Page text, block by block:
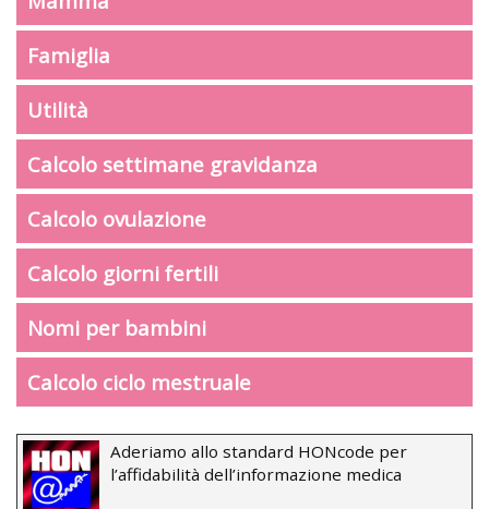
Famiglia
Utilità
Calcolo settimane gravidanza
Calcolo ovulazione
Calcolo giorni fertili
Nomi per bambini
Calcolo ciclo mestruale
Aderiamo allo standard HONcode per
l’affidabilità dell’informazione medica